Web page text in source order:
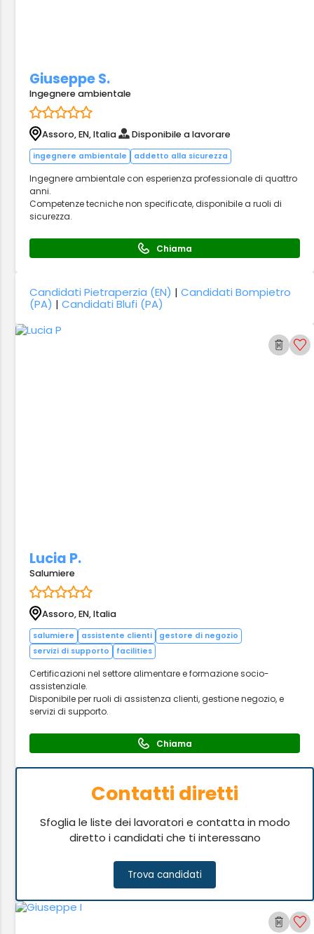
Giuseppe S.
Ingegnere ambientale
Assoro, EN, Italia Disponibile a lavorare
ingegnere ambientale addetto alla sicurezza
Ingegnere ambientale con esperienza professionale di quattro
anni.
Competenze tecniche non specificate, disponibile a ruoli di
sicurezza.
Chiama
Candidati Pietraperzia (EN) |Candidati Bompietro
(PA) |Candidati Blufi (PA)
Lucia P.
Salumiere
Assoro, EN, Italia
salumiere assistente clienti
gestore di negozio
servizi di supporto
facilities
Certificazioni nel settore alimentare e formazione socio-
assistenziale.
Disponibile per ruoli di assistenza clienti, gestione negozio, e
servizi di supporto.
Chiama
Contatti diretti
Sfoglia le liste dei lavoratori e contatta in modo
diretto i candidati che ti interessano
Trova candidati